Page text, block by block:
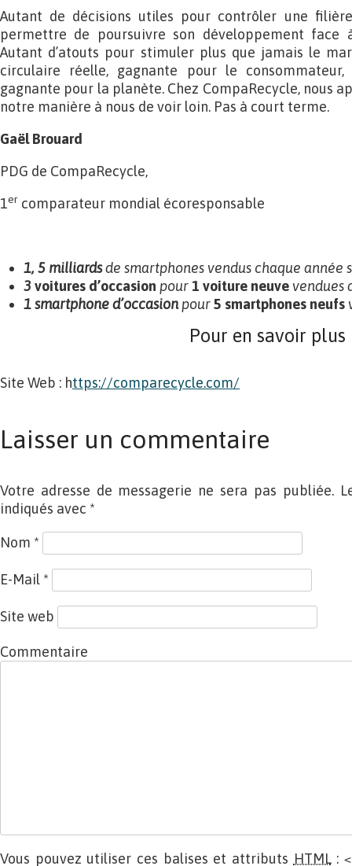
Autant de décisions utiles pour contrôler une
permettre de poursuivre son développement face
Autant d’atouts pour stimuler plus que jamais le
circulaire réelle, gagnante pour le
gagnante pour la planète. Chez CompaRecycle, nous
notre manière à nous de voir loin. Pas à court terme.
Gaël Brouard
PDG de CompaRecycle,
1er comparateur mondial écoresponsable
1, 5 milliardsde smartphones vendus chaque année
3 voitures d’occasion pour 1 voiture neuve vendues
1 smartphone d’occasionpour5 smartphones neufs
Pour en savoir plus
Site Web : https://comparecycle.com/
Laisser un commentaire
Votre adresse de messagerie ne sera pas publiée.
indiqués avec *
Nom *
E-Mail *
Site web
Commentaire
Vous pouvez utiliser ces balises et attributs HTML: